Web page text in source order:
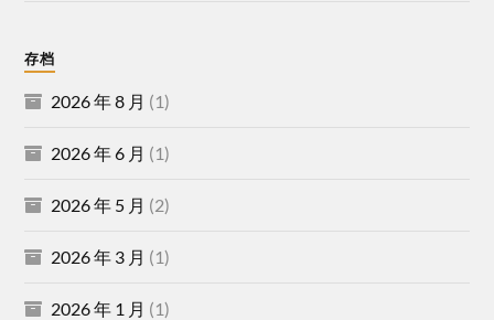
存档
2026 年 8 月 (1)
2026 年 6 月 (1)
2026 年 5 月 (2)
2026 年 3 月 (1)
2026 年 1 月 (1)